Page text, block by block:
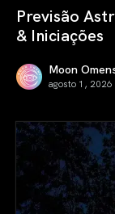
Previsão
& Iniciações
Moon
agosto 1, 2026